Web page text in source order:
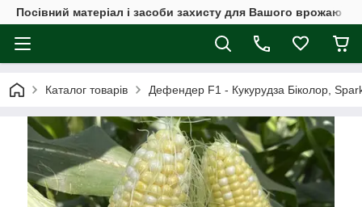
Посівний матеріал і засоби захисту для Вашого врожаю
Каталог товарів Дефендер F1 - Кукурудза Біколор,